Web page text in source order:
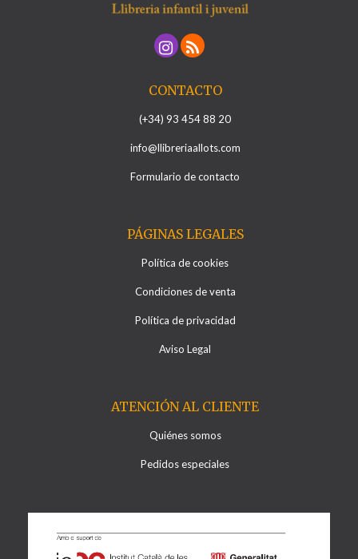
CONTACTO
(+34) 93 454 88 20
info@llibreriaallots.com
Formulario de contacto
PÁGINAS LEGALES
Política de cookies
Condiciones de venta
Política de privacidad
Aviso Legal
ATENCIÓN AL CLIENTE
Quiénes somos
Pedidos especiales